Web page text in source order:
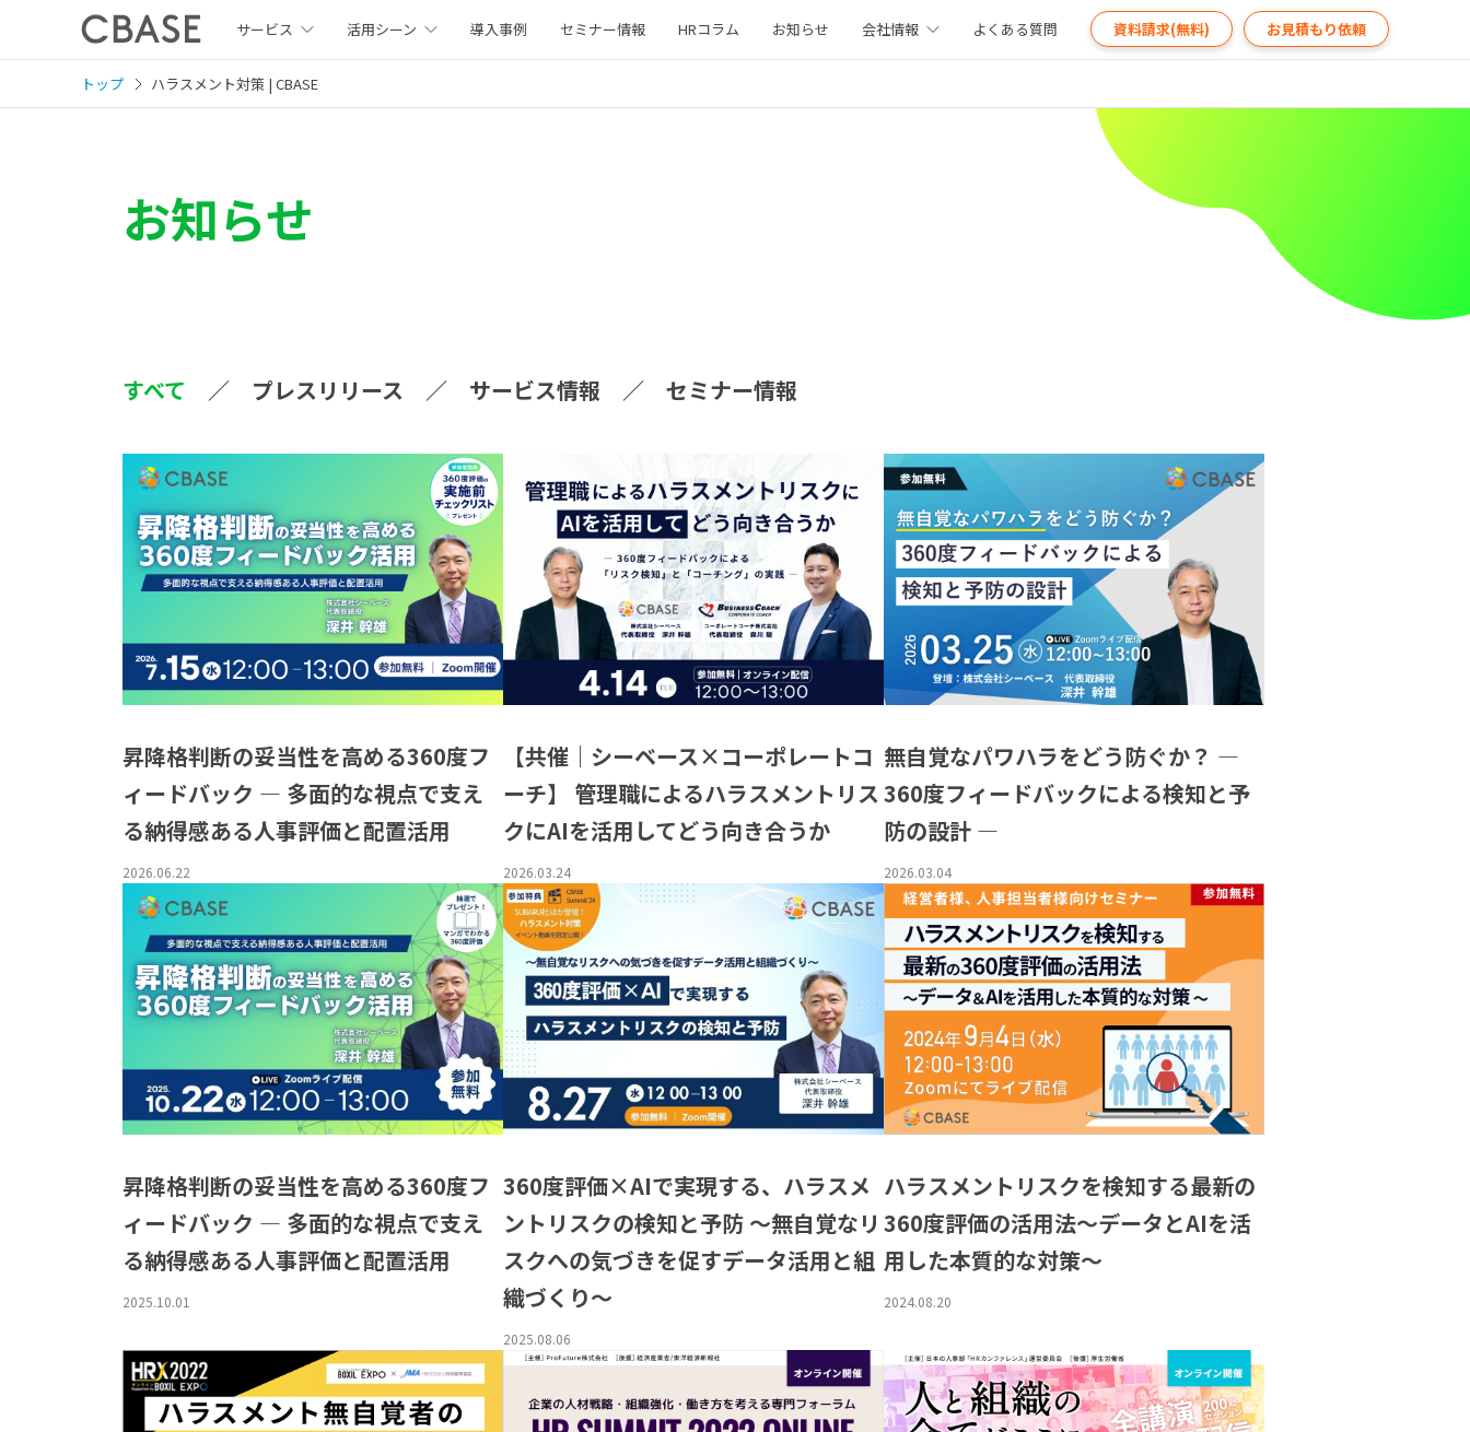
サービス 活用シーン 導入事例 セミナー情報 HRコラム お知らせ 会社情報 よくある質問 資料請求(無料) お見積もり依頼
トップ ハラスメント対策 | CBASE
お知らせ
すべて プレスリリース サービス情報 セミナー情報
昇降格判断の妥当性を高める360度フ
ィードバック ― 多面的な視点で支え
る納得感ある人事評価と配置活用
2026.06.22
【共催｜シーベース×コーポレートコ
ーチ】 管理職によるハラスメントリス
クにAIを活用してどう向き合うか
2026.03.24
無自覚なパワハラをどう防ぐか？ ―
360度フィードバックによる検知と予
防の設計 ―
2026.03.04
昇降格判断の妥当性を高める360度フ
ィードバック ― 多面的な視点で支え
る納得感ある人事評価と配置活用
2025.10.01
360度評価×AIで実現する、ハラスメ
ントリスクの検知と予防 ～無自覚なリ
スクへの気づきを促すデータ活用と組
織づくり～
2025.08.06
ハラスメントリスクを検知する最新の
360度評価の活用法～データとAIを活
用した本質的な対策～
2024.08.20